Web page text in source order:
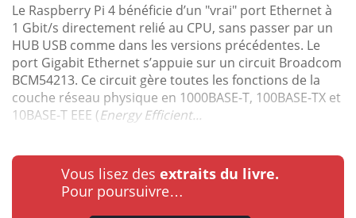
Le Raspberry Pi 4 bénéficie d’un "vrai" port Ethernet à
1 Gbit/s directement relié au CPU, sans passer par un
HUB USB comme dans les versions précédentes. Le
port Gigabit Ethernet s’appuie sur un circuit Broadcom
BCM54213. Ce circuit gère toutes les fonctions de la
couche réseau physique en 1000BASE-T, 100BASE-TX et
10BASE-T EEE (Energy Efficient...
Vous lisez des extraits du livre.
Pour poursuivre…